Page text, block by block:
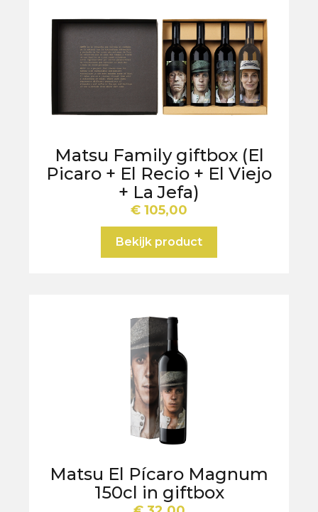
Matsu Family giftbox (El
Picaro + El Recio + El Viejo
+ La Jefa)
€ 105,00
Bekijk product
Matsu El Pícaro Magnum
150cl in giftbox